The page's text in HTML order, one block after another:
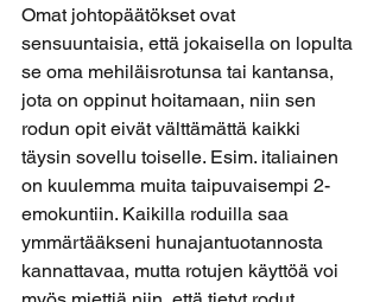
Omat johtopäätökset ovat
sensuuntaisia, että jokaisella on lopulta
se oma mehiläisrotunsa tai kantansa,
jota on oppinut hoitamaan, niin sen
rodun opit eivät välttämättä kaikki
täysin sovellu toiselle. Esim. italiainen
on kuulemma muita taipuvaisempi 2-
emokuntiin. Kaikilla roduilla saa
ymmärtääkseni hunajantuotannosta
kannattavaa, mutta rotujen käyttöä voi